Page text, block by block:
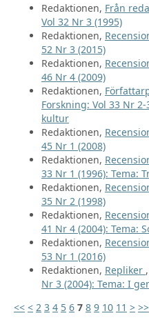
Redaktionen, Från
Vol 32 Nr 3 (1995)
Redaktionen,
52 Nr 3 (2015)
Redaktionen,
46 Nr 4 (2009)
Redaktionen,
Forskning: Vol 33 Nr
kultur
Redaktionen,
45 Nr 1 (2008)
Redaktionen,
33 Nr 1 (1996): Tema:
Redaktionen,
35 Nr 2 (1998)
Redaktionen,
41 Nr 4 (2004): Tema:
Redaktionen,
53 Nr 1 (2016)
Redaktionen, Repliker ,
Nr 3 (2004): Tema: I
<< < 2 3 4 5 6 7 8 9 10 11 > >>